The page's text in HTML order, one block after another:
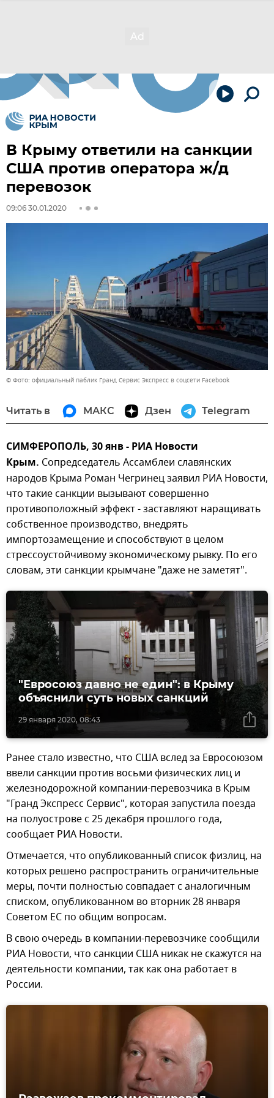
В Крыму ответили на санкции
США против оператора ж/д
перевозок
09:06 30.01.2020
© Фото: официальный паблик Гранд Сервис Экспресс в соцсети Facebook
Читать в МАКС Дзен Telegram
СИМФЕРОПОЛЬ, 30 янв - РИА Новости
Крым. Сопредседатель Ассамблеи славянских
народов Крыма Роман Чегринец заявил РИА Новости,
что такие санкции вызывают совершенно
противоположный эффект - заставляют наращивать
собственное производство, внедрять
импортозамещение и способствуют в целом
стрессоустойчивому экономическому рывку. По его
словам, эти санкции крымчане "даже не заметят".
29 января 2020, 08:43
"Евросоюз давно не един": в Крыму
объяснили суть новых санкций
Ранее стало известно, что США вслед за Евросоюзом
ввели санкции против восьми физических лиц и
железнодорожной компании-перевозчика в Крым
"Гранд Экспресс Сервис", которая запустила поезда
на полуострове с 25 декабря прошлого года,
сообщает РИА Новости.
Отмечается, что опубликованный список физлиц, на
которых решено распространить ограничительные
меры, почти полностью совпадает с аналогичным
списком, опубликованном во вторник 28 января
Советом ЕС по общим вопросам.
В свою очередь в компании-перевозчике сообщили
РИА Новости, что санкции США никак не скажутся на
деятельности компании, так как она работает в
России.